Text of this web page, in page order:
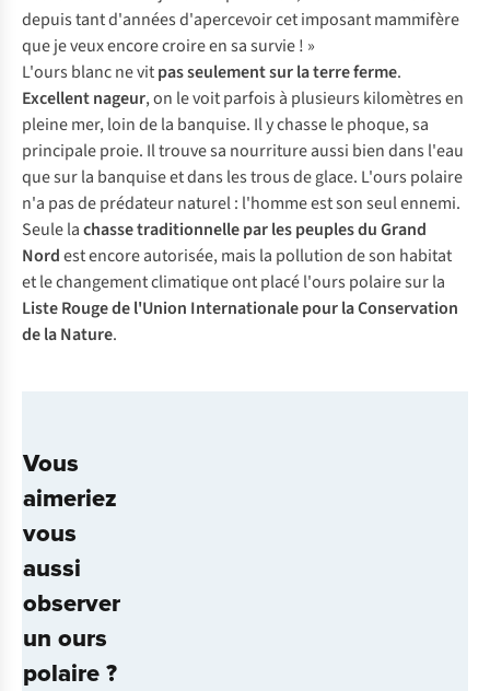
depuis tant d'années d'apercevoir cet imposant mammifère
que je veux encore croire en sa survie ! »
L'ours blanc ne vitpas seulement sur la terre ferme.
Excellent nageur, on le voit parfois à plusieurs kilomètres en
pleine mer, loin de la banquise. Il y chasse le phoque, sa
principale proie. Il trouve sa nourriture aussi bien dans l'eau
que sur la banquise et dans les trous de glace. L'ours polaire
n'a pas de prédateur naturel : l'homme est son seul ennemi.
Seule lachasse traditionnelle par les peuples du Grand
Nordest encore autorisée, mais la pollution de son habitat
et le changement climatique ont placé l'ours polaire sur la
Liste Rouge de l'Union Internationale pour la Conservation
de la Nature.
Vous
aimeriez
vous
aussi
observer
un ours
polaire ?